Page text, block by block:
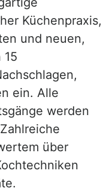
Küchenpraxis,
und neuen,
15
ein. Alle
werden
über